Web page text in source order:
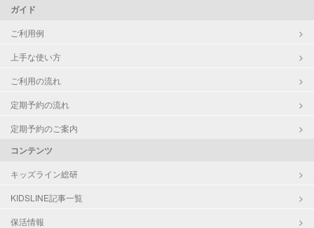
ガイド
ご利用例
上手な使い方
ご利用の流れ
定期予約の流れ
定期予約のご案内
コンテンツ
キッズライン総研
KIDSLINE記事一覧
保活情報